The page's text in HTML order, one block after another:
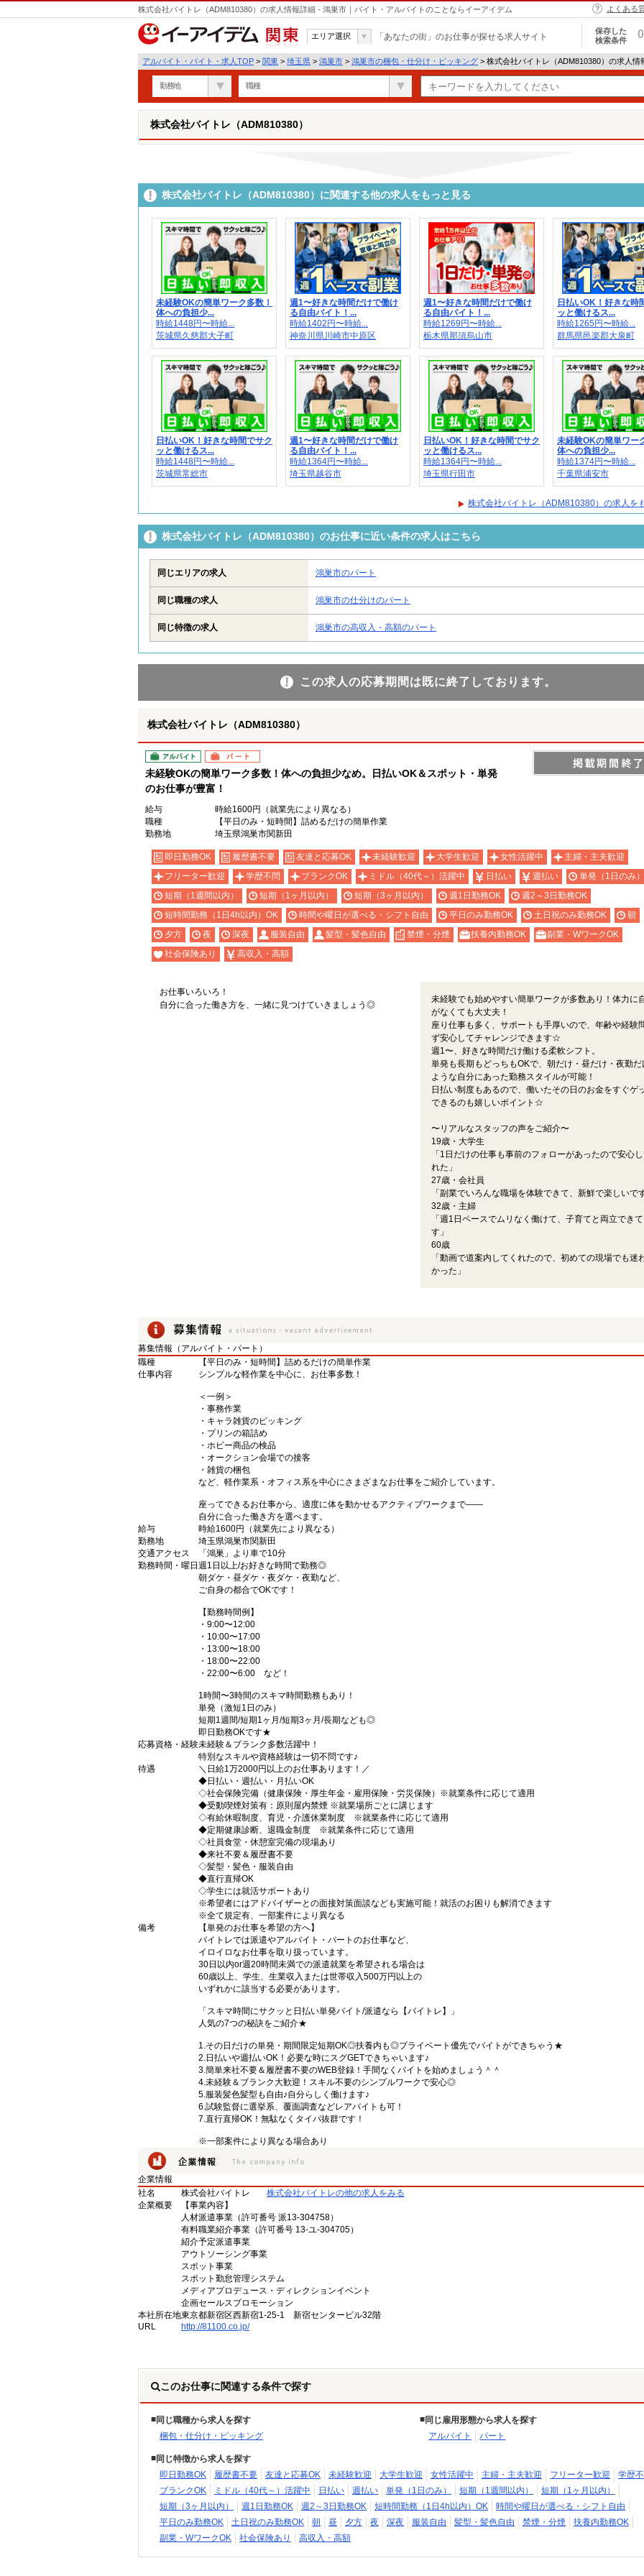
株式会社バイトレ（ADM810380）の求人情報詳細 - 鴻巣市｜バイト・アルバイトのことならイーアイデム よくある
関東
エリア選択 「あなたの街」のお仕事が探せる求人サイト
保存した
検索条件
0
アルバイト・バイト・求人TOP > 関東 > 埼玉県 > 鴻巣市 > 鴻巣市の梱包・仕分け・ピッキング > 株式会社バイトレ（ADM810380）の求人情
勤務地 職種
株式会社バイトレ（ADM810380）
株式会社バイトレ（ADM810380）に関連する他の求人をもっと見る
未経験OKの簡単ワーク多数！
体への負担少...
時給1448円〜時給...
茨城県久慈郡大子町
週1〜好きな時間だけで働け
る自由バイト！...
時給1402円〜時給...
神奈川県川崎市中原区
週1〜好きな時間だけで働け
る自由バイト！...
時給1269円〜時給...
栃木県那須烏山市
日払いOK！好きな時
ッと働けるス...
時給1265円〜時給...
群馬県邑楽郡大泉町
日払いOK！好きな時間でサク
ッと働けるス...
時給1448円〜時給...
茨城県常総市
週1〜好きな時間だけで働け
る自由バイト！...
時給1364円〜時給...
埼玉県越谷市
日払いOK！好きな時間でサク
ッと働けるス...
時給1364円〜時給...
埼玉県行田市
未経験OKの簡単ワー
体への負担少...
時給1374円〜時給...
千葉県浦安市
株式会社バイトレ（ADM810380）の求人を
株式会社バイトレ（ADM810380）のお仕事に近い条件の求人はこちら
同じエリアの求人 鴻巣市のパート
同じ職種の求人 鴻巣市の仕分けのパート
同じ特徴の求人 鴻巣市の高収入・高額のパート
この求人の応募期間は既に終了しております。
株式会社バイトレ（ADM810380）
アルバイト パート
未経験OKの簡単ワーク多数！体への負担少なめ。日払いOK＆スポット・単発
のお仕事が豊富！
給与
時給1600円（就業先により異なる）
職種
【平日のみ・短時間】詰めるだけの簡単作業
勤務地
埼玉県鴻巣市関新田
即日勤務OK 履歴書不要 友達と応募OK 未経験歓迎 大学生歓迎 女性活躍中
主婦・主夫歓迎
フリーター歓迎
学歴不問 ブランクOK ミドル（40代～）活躍中 日払い 週払い
単発（1日のみ）
短期（1週間以内）
短期（1ヶ月以内） 短期（3ヶ月以内） 週1日勤務OK
週2～3日勤務OK
短時間勤務（1日4h以内）OK
時間や曜日が選べる・シフト自由 平日のみ勤務OK 土日祝のみ勤務OK
朝
夕方
夜 深夜 服装自由 髪型・髪色自由 禁煙・分煙 扶養内勤務OK
副業・WワークOK
社会保険あり
高収入・高額
お仕事いろいろ！
自分に合った働き方を、一緒に見つけていきましょう◎
未経験でも始めやすい簡単ワークが多数あり！体力に
がなくても大丈夫！
座り仕事も多く、サポートも手厚いので、年齢や経験
ず安心してチャレンジできます☆
週1〜、好きな時間だけ働ける柔軟シフト。
単発も長期もどっちもOKで、朝だけ・昼だけ・夜勤だ
ような自分にあった勤務スタイルが可能！
日払い制度もあるので、働いたその日のお金をすぐゲ
できるのも嬉しいポイント☆
〜リアルなスタッフの声をご紹介〜
19歳・大学生
「1日だけの仕事も事前のフォローがあったので安心
れた」
27歳・会社員
「副業でいろんな職場を体験できて、新鮮で楽しいで
32歳・主婦
「週1日ペースでムリなく働けて、子育てと両立でき
す」
60歳
「動画で道案内してくれたので、初めての現場でも迷
かった」
募集情報（アルバイト・パート）
職種
【平日のみ・短時間】詰めるだけの簡単作業
仕事内容
シンプルな軽作業を中心に、お仕事多数！
＜一例＞
・事務作業
・キャラ雑貨のピッキング
・プリンの箱詰め
・ホビー商品の検品
・オークション会場での接客
・雑貨の梱包
など、軽作業系・オフィス系を中心にさまざまなお仕事をご紹介しています。
座ってできるお仕事から、適度に体を動かせるアクティブワークまで――
自分に合った働き方を選べます。
給与
時給1600円（就業先により異なる）
勤務地
埼玉県鴻巣市関新田
交通アクセス
「鴻巣」より車で10分
勤務時間・曜日 週1日以上/お好きな時間で勤務◎
朝ダケ・昼ダケ・夜ダケ・夜勤など、
ご自身の都合でOKです！
【勤務時間例】
・9:00〜12:00
・10:00〜17:00
・13:00〜18:00
・18:00〜22:00
・22:00〜6:00 など！
1時間〜3時間のスキマ時間勤務もあり！
単発（激短1日のみ）
短期1週間/短期1ヶ月/短期3ヶ月/長期なども◎
即日勤務OKです★
応募資格・経験未経験＆ブランク多数活躍中！
特別なスキルや資格経験は一切不問です♪
待遇
＼日給1万2000円以上のお仕事あります！／
◆日払い・週払い・月払いOK
◇社会保険完備（健康保険・厚生年金・雇用保険・労災保険）※就業条件に応じて適用
◆受動喫煙対策有：原則屋内禁煙 ※就業場所ごとに講じます
◇有給休暇制度、育児・介護休業制度 ※就業条件に応じて適用
◆定期健康診断、退職金制度 ※就業条件に応じて適用
◇社員食堂・休憩室完備の現場あり
◆来社不要＆履歴書不要
◇髪型・髪色・服装自由
◆直行直帰OK
◇学生には就活サポートあり
※希望者にはアドバイザーとの面接対策面談なども実施可能！就活のお困りも解消できます
※全て規定有、一部案件により異なる
備考
【単発のお仕事を希望の方へ】
バイトレでは派遣やアルバイト・パートのお仕事など、
イロイロなお仕事を取り扱っています。
30日以内or週20時間未満での派遣就業を希望される場合は
60歳以上、学生、生業収入または世帯収入500万円以上の
いずれかに該当する必要があります。
「スキマ時間にサクッと日払い単発バイト/派遣なら【バイトレ】」
人気の7つの秘訣をご紹介★
1.その日だけの単発・期間限定短期OK◎扶養内も◎プライベート優先でバイトができちゃう★
2.日払いや週払いOK！必要な時にスグGETできちゃいます♪
3.簡単来社不要＆履歴書不要のWEB登録！手間なくバイトを始めましょう＾＾
4.未経験＆ブランク大歓迎！スキル不要のシンプルワークで安心◎
5.服装髪色髪型も自由♪自分らしく働けます♪
6.試験監督に選挙系、覆面調査などレアバイトも可！
7.直行直帰OK！無駄なくタイパ抜群です！
※一部案件により異なる場合あり
企業情報
社名
株式会社バイトレ
株式会社バイトレの他の求人をみる
企業概要
【事業内容】
人材派遣事業（許可番号 派13-304758）
有料職業紹介事業（許可番号 13-ユ-304705）
紹介予定派遣事業
アウトソーシング事業
スポット事業
スポット勤怠管理システム
メディアプロデュース・ディレクションイベント
企画セールスプロモーション
本社所在地東京都新宿区西新宿1-25-1 新宿センタービル32階
URL
http://81100.co.jp/
このお仕事に関連する条件で探す
同じ職種から求人を探す
梱包・仕分け・ピッキング
同じ雇用形態から求人を探す
アルバイト
パート
同じ特徴から求人を探す
即日勤務OK
履歴書不要 友達と応募OK 未経験歓迎 大学生歓迎 女性活躍中 主婦・主夫歓迎 フリーター歓迎
学歴
ブランクOK
ミドル（40代～）活躍中 日払い 週払い 単発（1日のみ） 短期（1週間以内）
短期（1ヶ月以内）
短期（3ヶ月以内）
週1日勤務OK 週2～3日勤務OK 短時間勤務（1日4h以内）OK
時間や曜日が選べる・シフト自由
平日のみ勤務OK
土日祝のみ勤務OK 朝 昼 夕方 夜 深夜 服装自由 髪型・髪色自由 禁煙・分煙
扶養内勤務OK
副業・WワークOK
社会保険あり 高収入・高額